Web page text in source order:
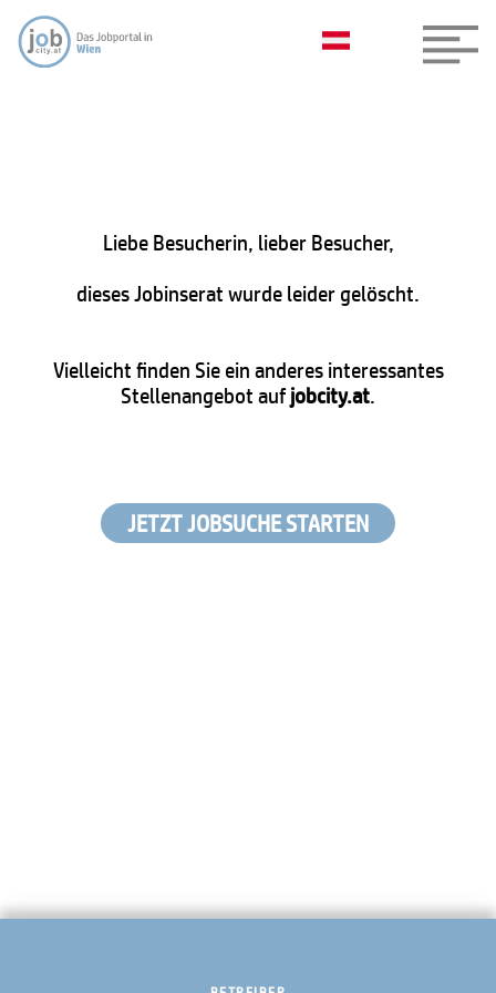
Liebe Besucherin, lieber Besucher,
dieses Jobinserat wurde leider gelöscht.
Vielleicht finden Sie ein anderes interessantes
Stellenangebot aufjobcity.at.
JETZT JOBSUCHE STARTEN